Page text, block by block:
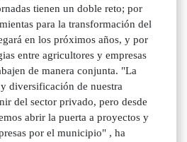
tienen un doble reto; por
para la transformación del
en los próximos años, y por
entre agricultores y empresas
de manera conjunta. "La
diversificación de nuestra
del sector privado, pero desde
abrir la puerta a proyectos y
por el municipio" , ha